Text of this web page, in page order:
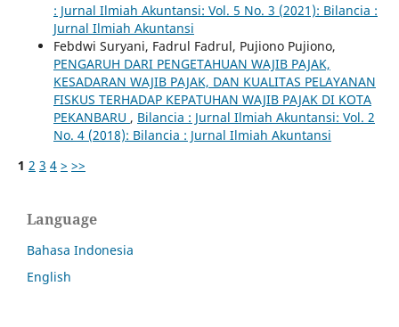
: Jurnal Ilmiah Akuntansi: Vol. 5 No. 3 (2021): Bilancia :
Jurnal Ilmiah Akuntansi
Febdwi Suryani, Fadrul Fadrul, Pujiono Pujiono,
PENGARUH DARI PENGETAHUAN WAJIB PAJAK,
KESADARAN WAJIB PAJAK, DAN KUALITAS PELAYANAN
FISKUS TERHADAP KEPATUHAN WAJIB PAJAK DI KOTA
PEKANBARU , Bilancia : Jurnal Ilmiah Akuntansi: Vol. 2
No. 4 (2018): Bilancia : Jurnal Ilmiah Akuntansi
1 2 3 4 > >>
Language
Bahasa Indonesia
English